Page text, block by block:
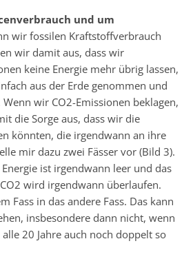
und um
wir fossilen Kraftstoffverbrauch
wir damit aus, dass wir
keine Energie mehr übrig lassen,
aus der Erde genommen und
wir CO2-Emissionen beklagen,
die Sorge aus, dass wir die
könnten, die irgendwann an ihre
mir dazu zwei Fässer vor (Bild 3).
ist irgendwann leer und das
wird irgendwann überlaufen.
Fass in das andere Fass. Das kann
insbesondere dann nicht, wenn
20 Jahre auch noch doppelt so